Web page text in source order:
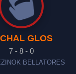
GLOS
7 - 8 - 0
BELLATORES